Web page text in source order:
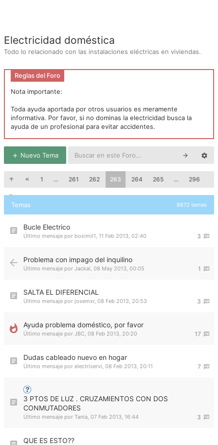
Electricidad doméstica
Todo lo relacionado con las instalaciones eléctricas en viviendas.
Reglas del Foro
Nota importante:
Toda ayuda aportada por otros usuarios es meramente
informativa. Por favor, si no dominas la electricidad busca la
ayuda de un profesional para evitar accidentes.
Nuevo Tema
1 … 261 262 263 264 265 … 296
Temas 8872 temas
Bucle Electrico
3
Último mensaje por boximil1, 11 Feb 2013, 02:40
Problema con impago del inquilino
1
Último mensaje por Jackal, 08 May 2013, 00:05
SALTA EL DIFERENCIAL
3
Último mensaje por josemxr, 08 Feb 2013, 20:53
Ayuda problema doméstico, por favor
17
Último mensaje por JBC, 08 Feb 2013, 20:20
Dudas cableado nuevo en hogar
7
Último mensaje por electriservi, 08 Feb 2013, 20:11
3 PTOS DE LUZ . CRUZAMIENTOS CON DOS
CONMUTADORES
3
Último mensaje por Tania, 07 Feb 2013, 16:44
QUE ES ESTO??